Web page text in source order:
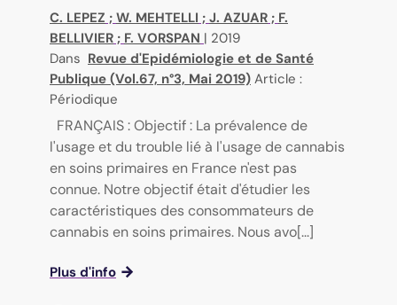
C. LEPEZ ; W. MEHTELLI ; J. AZUAR ; F.
BELLIVIER ; F. VORSPAN | 2019
Dans Revue d'Epidémiologie et de Santé
Publique (Vol.67, n°3, Mai 2019) Article :
Périodique
FRANÇAIS : Objectif : La prévalence de
l'usage et du trouble lié à l'usage de cannabis
en soins primaires en France n'est pas
connue. Notre objectif était d'étudier les
caractéristiques des consommateurs de
cannabis en soins primaires. Nous avo[...]
Plus d'info